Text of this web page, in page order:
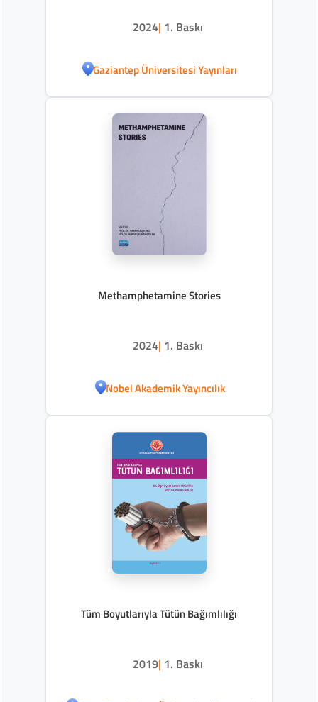
2024| 1. Baskı
Gaziantep Üniversitesi Yayınları
Methamphetamine Stories
2024| 1. Baskı
Nobel Akademik Yayıncılık
Tüm Boyutlarıyla Tütün Bağımlılığı
2019| 1. Baskı